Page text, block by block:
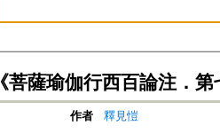
《菩薩瑜伽行西百論注．
作者
釋見愷